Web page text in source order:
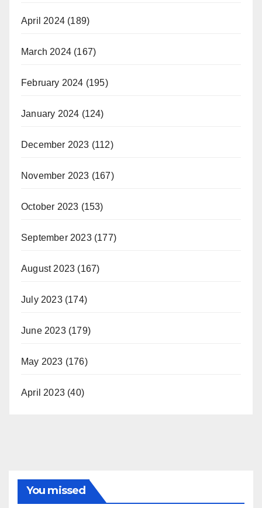
April 2024 (189)
March 2024 (167)
February 2024 (195)
January 2024 (124)
December 2023 (112)
November 2023 (167)
October 2023 (153)
September 2023(177)
August 2023 (167)
July 2023(174)
June 2023(179)
May 2023 (176)
April 2023 (40)
You missed